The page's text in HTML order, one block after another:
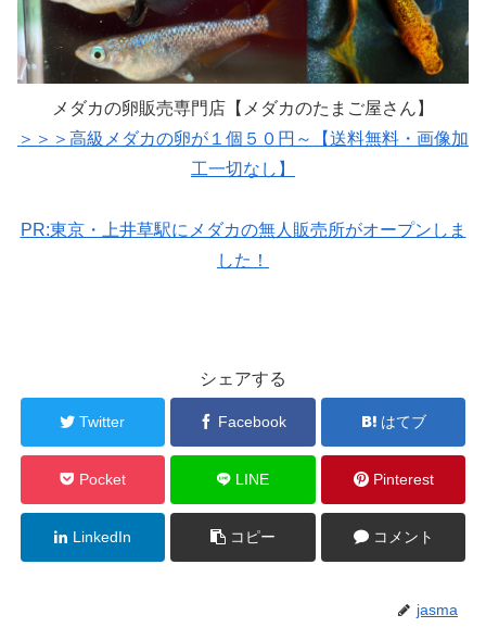
メダカの卵販売専門店【メダカのたまご屋さん】
＞＞＞高級メダカの卵が１個５０円～【送料無料・画像加
工一切なし】
PR:東京・上井草駅にメダカの無人販売所がオープンしま
した！
シェアする
Twitter Facebook はてブ
Pocket LINE Pinterest
LinkedIn コピー コメント
jasma